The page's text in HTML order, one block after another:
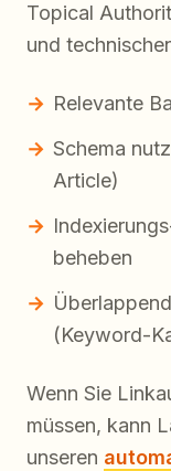
Topical
und
Relevante
Schema
Article)
beheben
(Keyword-
Wenn Sie
müssen, kann
unseren